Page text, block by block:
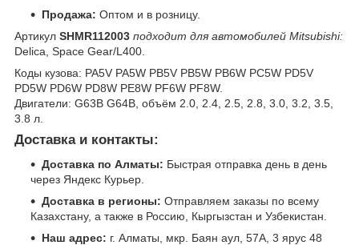
Продажа: Оптом и в розницу.
Артикул SHMR112003 подходит для автомобилей Mitsubishi:
Delica, Space Gear/L400.
Коды кузова: PA5V PA5W PB5V PB5W PB6W PC5W PD5V
PD5W PD6W PD8W PE8W PF6W PF8W.
Двигатели: G63B G64B, объём 2.0, 2.4, 2.5, 2.8, 3.0, 3.2, 3.5,
3.8 л.
Доставка и контакты:
Доставка по Алматы: Быстрая отправка день в день
через Яндекс Курьер.
Доставка в регионы: Отправляем заказы по всему
Казахстану, а также в Россию, Кыргызстан и Узбекистан.
Наш адрес: г. Алматы, мкр. Баян аул, 57А, 3 ярус 48